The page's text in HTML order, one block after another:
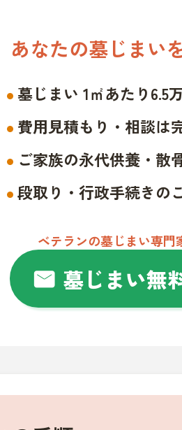
あなたの墓じまい
墓じまい 1㎡あたり6.5
費用見積もり・相談は
ご家族の永代供養・散
段取り・行政手続きの
ベテランの墓じまい専門
mail 墓じまい無